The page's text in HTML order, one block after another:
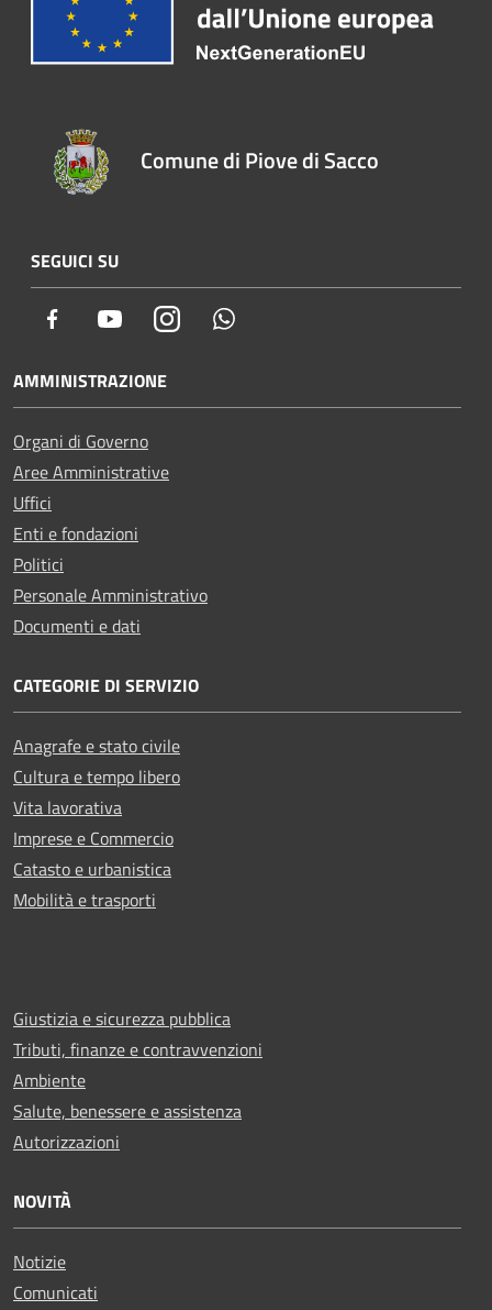
Comune di Piove di Sacco
SEGUICI SU
Facebook YoutubeInstagram
AMMINISTRAZIONE
Organi di Governo
Aree Amministrative
Uffici
Enti e fondazioni
Politici
Personale Amministrativo
Documenti e dati
CATEGORIE DI SERVIZIO
Anagrafe e stato civile
Cultura e tempo libero
Vita lavorativa
Imprese e Commercio
Catasto e urbanistica
Mobilità e trasporti
Giustizia e sicurezza pubblica
Tributi, finanze e contravvenzioni
Ambiente
Salute, benessere e assistenza
Autorizzazioni
NOVITÀ
Notizie
Comunicati